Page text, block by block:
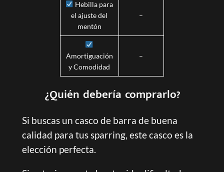
Hebilla para
el ajuste del
mentón
–
Amortiguación
y Comodidad
–
¿Quién debería comprarlo?
Si buscas un casco de barra de buena
calidad para tus sparring, este casco es la
elección perfecta.